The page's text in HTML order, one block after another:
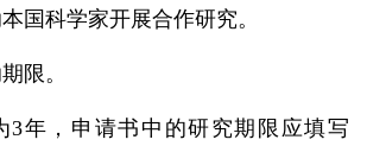
国科学家开展合作研究。
限。
3年，申请书中的研究期限应填写